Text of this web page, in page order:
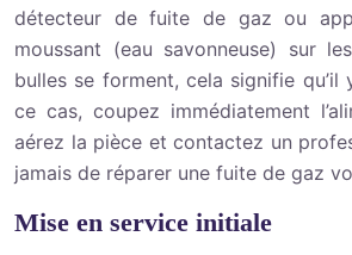
détecteur de fuite de gaz ou
moussant (eau savonneuse) sur
bulles se forment, cela signifie qu’il
ce cas, coupez immédiatement
aérez la pièce et contactez un
jamais de réparer une fuite de gaz
Mise en service initiale